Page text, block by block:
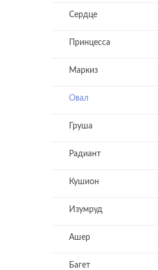
Сердце
Принцесса
Маркиз
Овал
Груша
Радиант
Кушион
Изумруд
Ашер
Багет